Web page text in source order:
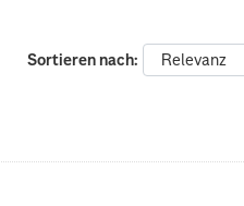
Sortieren nach